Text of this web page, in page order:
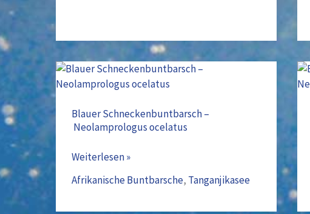
Blauer Schneckenbuntbarsch –
Neolamprologus ocelatus
Blauer
–
Neolamprologus
Weiterlesen »
Afrikanische Buntbarsche, Tanganjikasee